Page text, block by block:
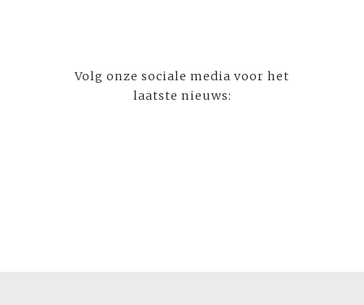
Volg onze sociale media voor het
laatste nieuws: